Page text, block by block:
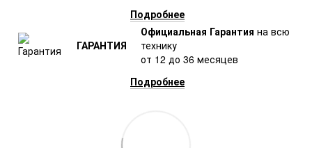
Подробнее
ГАРАНТИЯ
Официальная Гарантия на всю
технику
от 12 до 36 месяцев
Подробнее